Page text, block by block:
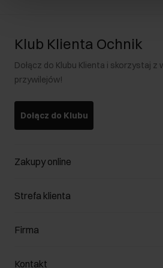
Klub Klienta Ochnik
Dołącz do Klubu Klienta i skorzystaj
przywilejów!
Dołącz do Klubu
Zakupy online
Zarządzaj cookies
Formy płatności
Jak dokonać zwrotu?
Strefa klienta
Klub Klienta
Firma
O nas
Kontakt